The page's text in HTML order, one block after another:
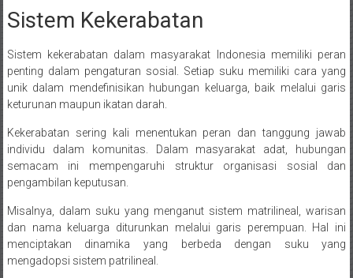
Sistem Kekerabatan
Sistem kekerabatan dalam masyarakat Indonesia memiliki peran
penting dalam pengaturan sosial. Setiap suku memiliki cara yang
unik dalam mendefinisikan hubungan keluarga, baik melalui garis
keturunan maupun ikatan darah.
Kekerabatan sering kali menentukan peran dan tanggung jawab
individu dalam komunitas. Dalam masyarakat adat, hubungan
semacam ini mempengaruhi struktur organisasi sosial dan
pengambilan keputusan.
Misalnya, dalam suku yang menganut sistem matrilineal, warisan
dan nama keluarga diturunkan melalui garis perempuan. Hal ini
menciptakan dinamika yang berbeda dengan suku yang
mengadopsi sistem patrilineal.